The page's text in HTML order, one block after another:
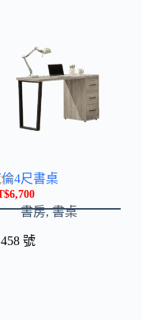
4尺書桌
6,700
書房,書桌
號